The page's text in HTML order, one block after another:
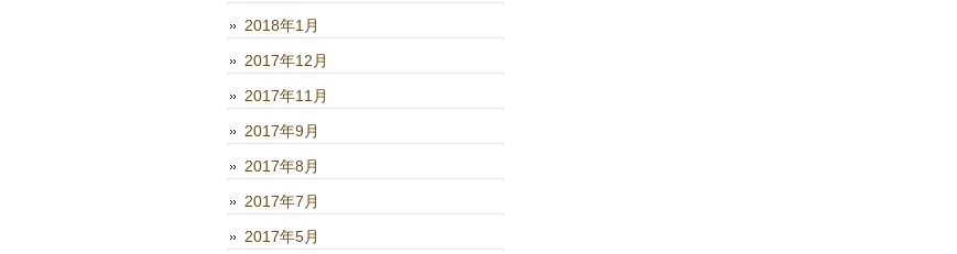
2018年1月
2017年12月
2017年11月
2017年9月
2017年8月
2017年7月
2017年5月